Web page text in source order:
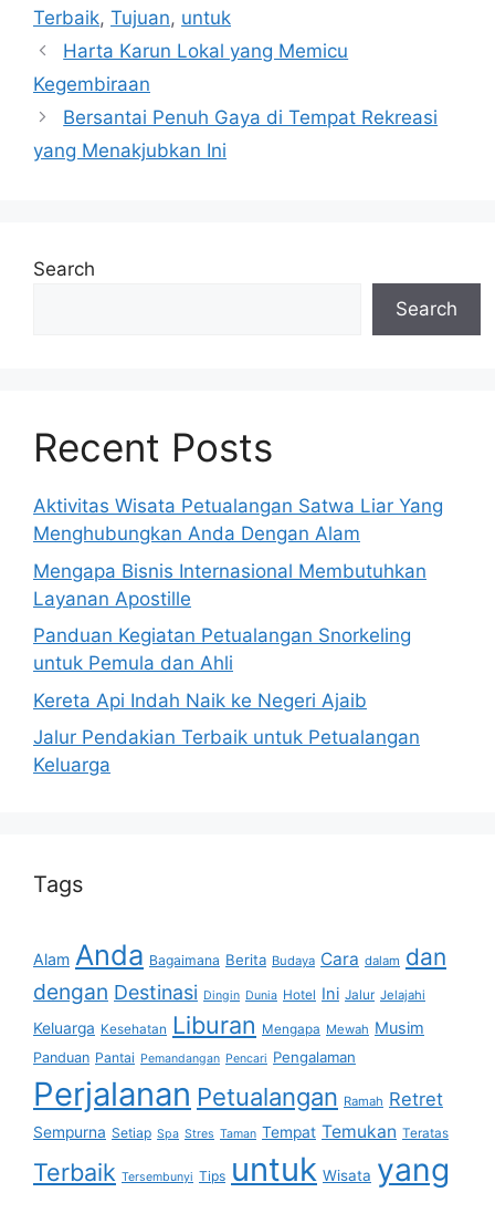
Terbaik, Tujuan, untuk
Harta Karun Lokal yang Memicu
Kegembiraan
Bersantai Penuh Gaya di Tempat Rekreasi
yang Menakjubkan Ini
Search
Search
Recent Posts
Aktivitas Wisata Petualangan Satwa Liar Yang
Menghubungkan Anda Dengan Alam
Mengapa Bisnis Internasional Membutuhkan
Layanan Apostille
Panduan Kegiatan Petualangan Snorkeling
untuk Pemula dan Ahli
Kereta Api Indah Naik ke Negeri Ajaib
Jalur Pendakian Terbaik untuk Petualangan
Keluarga
Tags
Alam Anda Bagaimana Berita Budaya Cara dalam dan
dengan Destinasi Dingin Dunia Hotel Ini Jalur Jelajahi
Keluarga Kesehatan Liburan Mengapa Mewah Musim
Panduan Pantai Pemandangan Pencari Pengalaman
Perjalanan Petualangan Ramah Retret
Sempurna Setiap Spa Stres Taman Tempat Temukan Teratas
Terbaik Tersembunyi Tips untuk Wisata yang